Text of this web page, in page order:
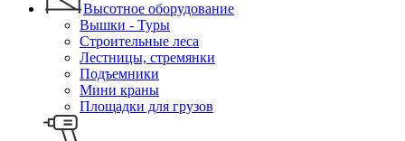
Высотное оборудование
Вышки - Туры
Строительные леса
Лестницы, стремянки
Подъемники
Мини краны
Площадки для грузов